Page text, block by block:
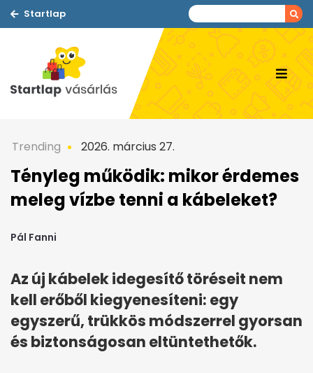
Startlap
Trending 2026. március 27.
Tényleg működik: mikor érdemes
meleg vízbe tenni a kábeleket?
Pál Fanni
Az új kábelek idegesítő töréseit nem
kell erőből kiegyenesíteni: egy
egyszerű, trükkös módszerrel gyorsan
és biztonságosan eltüntethetők.